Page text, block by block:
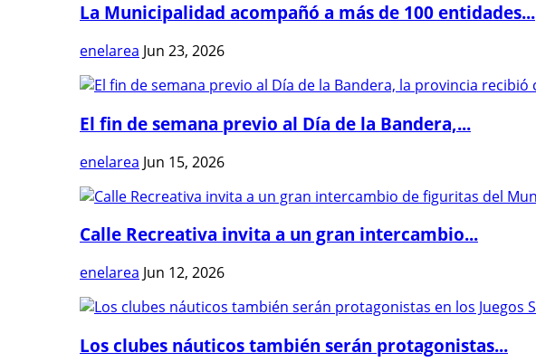
La Municipalidad acompañó a más de 100 entidades...
enelarea Jun 23, 2026
El fin de semana previo al Día de la Bandera,...
enelarea Jun 15, 2026
Calle Recreativa invita a un gran intercambio...
enelarea Jun 12, 2026
Los clubes náuticos también serán protagonistas...